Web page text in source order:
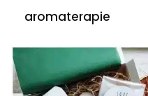
aromaterapie